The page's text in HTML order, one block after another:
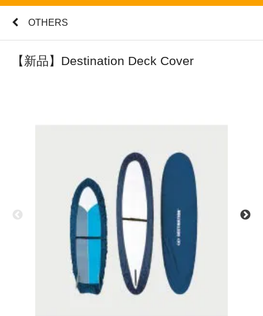
OTHERS
【新品】Destination Deck Cover